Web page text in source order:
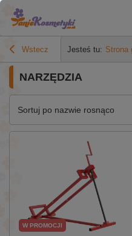
Wstecz Jesteś tu: Strona
NARZĘDZIA
Sortuj po nazwie rosnąco
W PROMOCJI